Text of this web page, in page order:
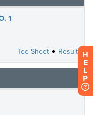
H
E
L
P